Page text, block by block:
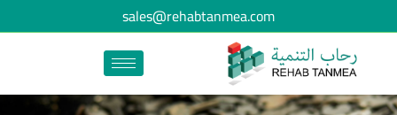
sales@rehabtanmea.com